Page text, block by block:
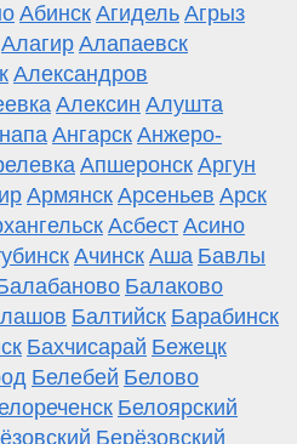
Абинск Агидель Агрыз
Алагир Алапаевск
Александров
Алексин Алушта
Ангарск Анжеро-
Апшеронск Аргун
Армянск Арсеньев Арск
Асбест Асино
Ачинск Аша Бавлы
Балаково
Балтийск Барабинск
Бахчисарай Бежецк
Белебей Белово
Белоярский
Берёзовский